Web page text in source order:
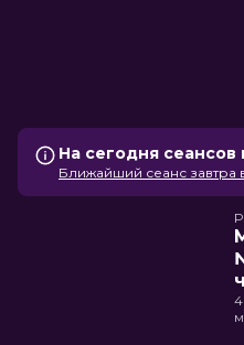
На сегодня сеансов
Ближайший сеанс завтра в